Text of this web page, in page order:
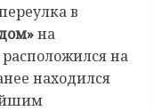
в
на
на
находился